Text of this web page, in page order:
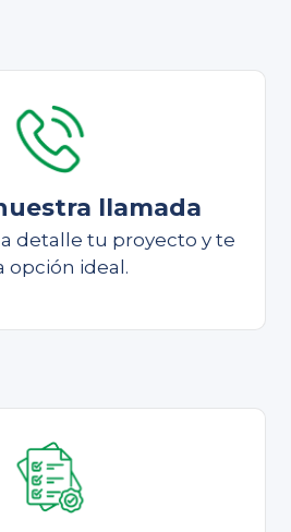
llamada
detalle tu proyecto y te
opción ideal.